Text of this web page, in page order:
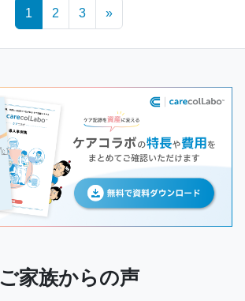
1 2 3 »
ご家族からの声